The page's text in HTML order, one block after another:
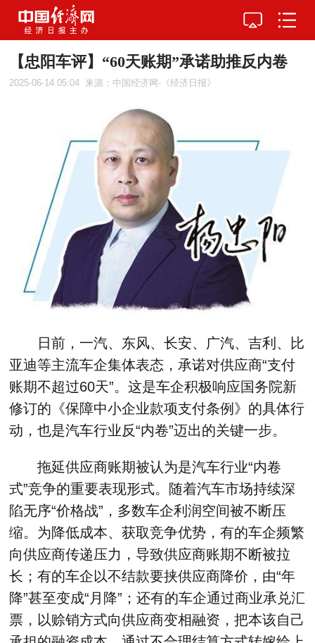
【忠阳车评】“60天账期”承诺助推反内卷
2025-06-14 05:04 来源：中国经济网-《经济日报》
日前，一汽、东风、长安、广汽、吉利、比
亚迪等主流车企集体表态，承诺对供应商“支付
账期不超过60天”。这是车企积极响应国务院新
修订的《保障中小企业款项支付条例》的具体行
动，也是汽车行业反“内卷”迈出的关键一步。
拖延供应商账期被认为是汽车行业“内卷
式”竞争的重要表现形式。随着汽车市场持续深
陷无序“价格战”，多数车企利润空间被不断压
缩。为降低成本、获取竞争优势，有的车企频繁
向供应商传递压力，导致供应商账期不断被拉
长；有的车企以不结款要挟供应商降价，由“年
降”甚至变成“月降”；还有的车企通过商业承兑汇
票，以赊销方式向供应商变相融资，把本该自己